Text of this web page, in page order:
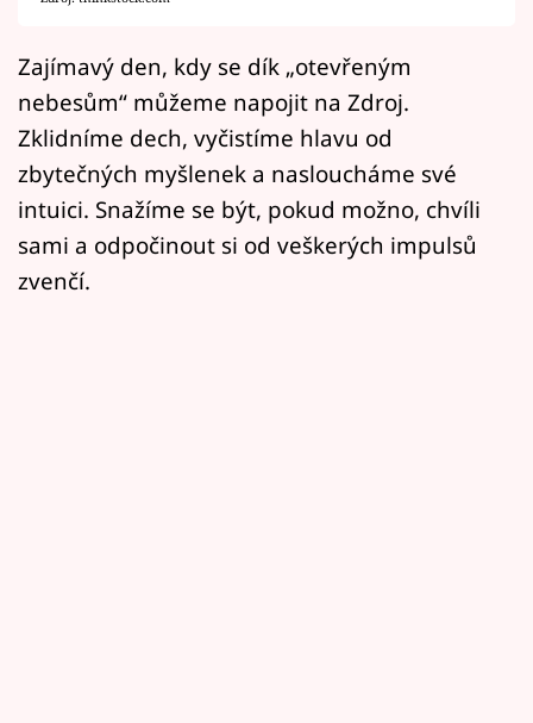
Mámy sobě
Přihlášení
Sledujte nás
Zajímavý den, kdy se dík „otevřeným
nebesům“ můžeme napojit na Zdroj.
Zklidníme dech, vyčistíme hlavu od
zbytečných myšlenek a nasloucháme své
intuici. Snažíme se být, pokud možno, chvíli
sami a odpočinout si od veškerých impulsů
zvenčí.